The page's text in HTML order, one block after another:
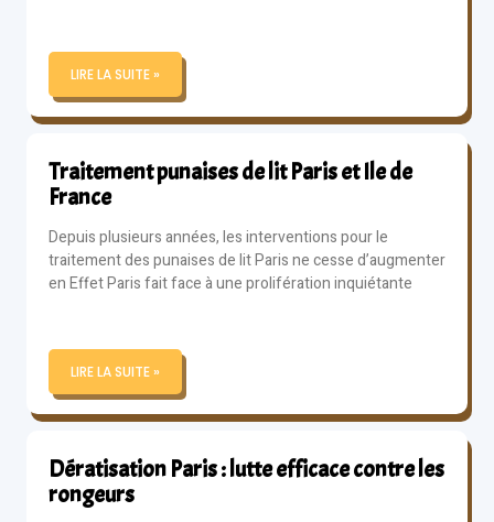
LIRE LA SUITE »
Traitement punaises de lit Paris et Ile de
France
Depuis plusieurs années, les interventions pour le
traitement des punaises de lit Paris ne cesse d’augmenter
en Effet Paris fait face à une prolifération inquiétante
LIRE LA SUITE »
Dératisation Paris : lutte efficace contre les
rongeurs